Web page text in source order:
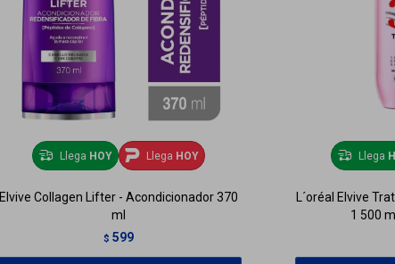
Llega HOY Llega HOY
Elvive Collagen Lifter - Acondicionador 370
ml
$ 599
Llega
L´oréal Elvive
1 500